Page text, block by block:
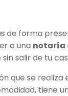
de forma
a una notaría
salir de tu
que se
tiene